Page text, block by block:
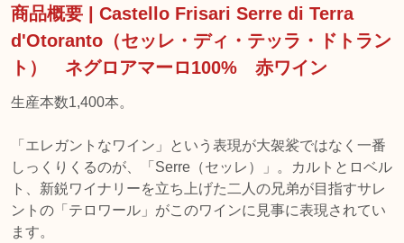
商品概要 | Castello Frisari Serre di Terra
d'Otoranto（セッレ・ディ・テッラ・ドトラン
ト） ネグロアマーロ100% 赤ワイン
生産本数1,400本。
「エレガントなワイン」という表現が大袈裟ではなく一番
しっくりくるのが、「Serre（セッレ）」。カルトとロベル
ト、新鋭ワイナリーを立ち上げた二人の兄弟が目指すサレ
ントの「テロワール」がこのワインに見事に表現されてい
ます。